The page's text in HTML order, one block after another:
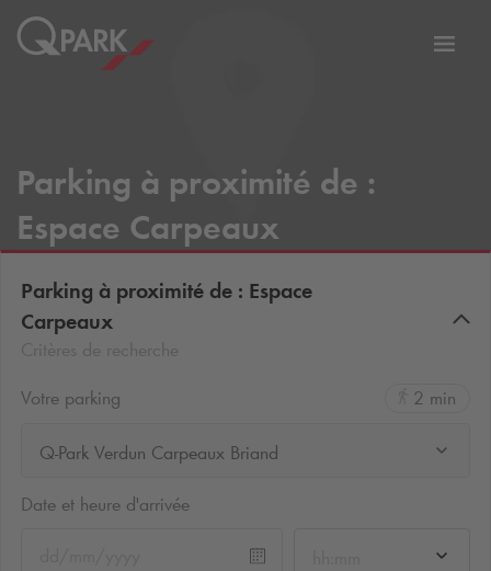
Parking à proximité de :
Espace Carpeaux
Parking à proximité de : Espace
Carpeaux
Votre parking
2 min
Q-Park Verdun Carpeaux Briand
Date et heure d'arrivée